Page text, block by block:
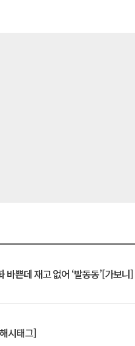
쁜데 재고 없어 ‘발동동’[가보니]
시태그]